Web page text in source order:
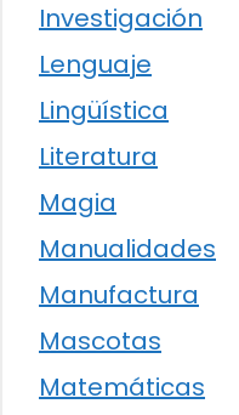
Investigación
Lenguaje
Lingüística
Literatura
Magia
Manualidades
Manufactura
Mascotas
Matemáticas